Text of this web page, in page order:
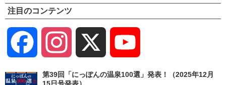
注目のコンテンツ
Facebook Instagram
Channel
第39回「にっぽんの温泉100選」発表！（2025年12月
15日号発表）